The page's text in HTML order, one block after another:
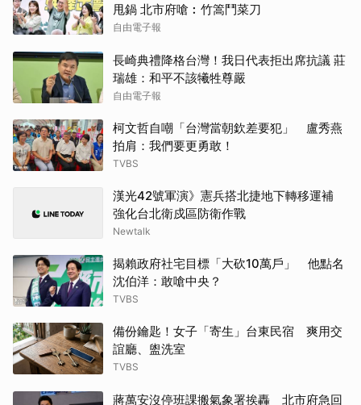
甩鍋 北市府嗆︰竹篙鬥菜刀
自由電子報
長崎典禮降格台灣！我日代表拒出席抗議 莊
瑞雄：和平不該犧牲尊嚴
自由電子報
柯文哲自嘲「台灣當朝欽差要犯」 盧秀燕
拍肩：我們要更勇敢！
TVBS
漢光42號軍演》憲兵搭北捷地下轉移運補
強化台北衛戍區防衛作戰
Newtalk
揭賴政府社宅目標「大砍10萬戶」 他點名
沈伯洋：敢嗆中央？
TVBS
備份鑰匙！女子「寄生」台東民宿 爽用交
誼廳、盥洗室
TVBS
蔣萬安沒停班課搬氣象署挨轟 北市府急回